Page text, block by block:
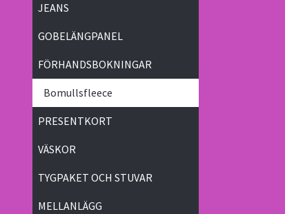
JEANS
GOBELÄNGPANEL
FÖRHANDSBOKNINGAR
Bomullsfleece
PRESENTKORT
VÄSKOR
TYGPAKET OCH STUVAR
MELLANLÄGG